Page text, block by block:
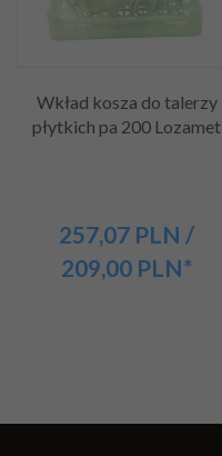
Wkład kosza do talerzy
płytkich pa 200 Lozamet
257,07 PLN /
209,00 PLN*